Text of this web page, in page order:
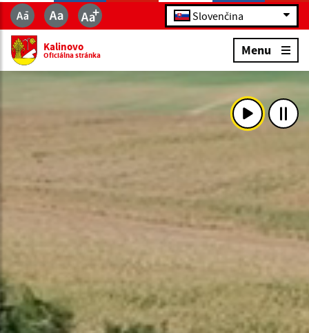
Slovenčina
Kalinovo
Oficiálna stránka Menu